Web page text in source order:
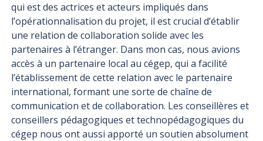
qui est des actrices et acteurs impliqués dans
l’opérationnalisation du projet, il est crucial d’établir
une relation de collaboration solide avec les
partenaires à l’étranger. Dans mon cas, nous avions
accès à un partenaire local au cégep, qui a facilité
l’établissement de cette relation avec le partenaire
international, formant une sorte de chaîne de
communication et de collaboration. Les conseillères et
conseillers pédagogiques et technopédagogiques du
cégep nous ont aussi apporté un soutien absolument